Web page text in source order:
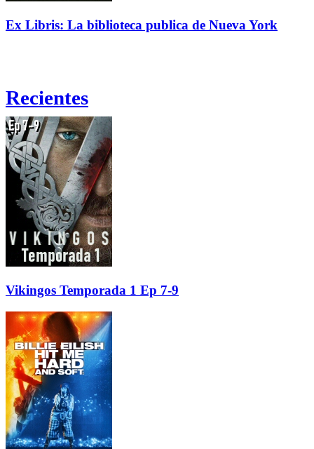
Ex Libris: La biblioteca publica de Nueva York
Recientes
Vikingos Temporada 1 Ep 7-9